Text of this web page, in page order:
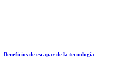
Beneficios de escapar de la tecnología